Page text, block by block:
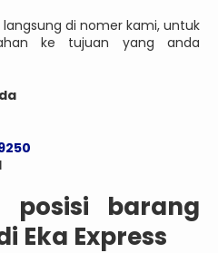
di nomer kami, untuk
ke tujuan yang anda
posisi barang
Eka Express